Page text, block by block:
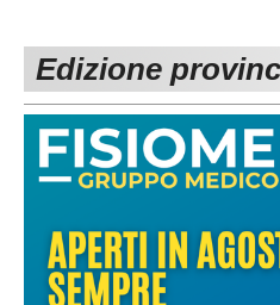
1^ CATEGORIA
2^ CATEGORIA
3^ CATEGORIA
Edizione